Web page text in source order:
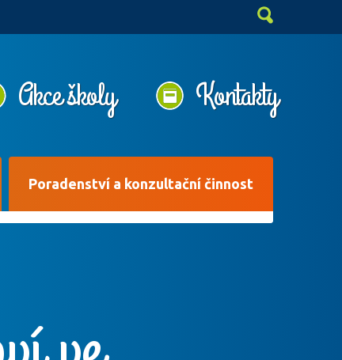
Akce školy Kontakty
Poradenství a konzultační činnost